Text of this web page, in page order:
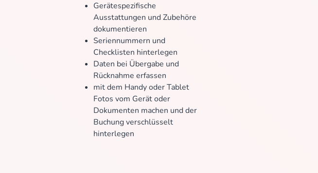
Gerätespezifische
Ausstattungen und Zubehöre
dokumentieren
Seriennummern und
Checklisten hinterlegen
Daten bei Übergabe und
Rücknahme erfassen
mit dem Handy oder Tablet
Fotos vom Gerät oder
Dokumenten machen und der
Buchung verschlüsselt
hinterlegen